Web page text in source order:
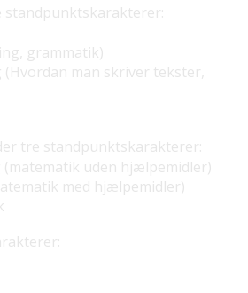
standpunktskarakterer:
grammatik)
man skriver tekster,
tre standpunktskarakterer:
uden hjælpemidler)
med hjælpemidler)